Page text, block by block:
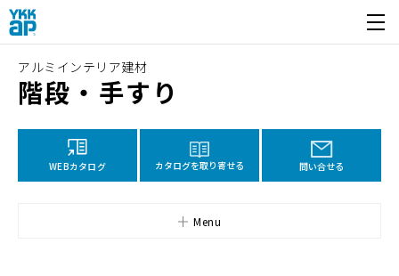
開く
アルミインテリア建材
階段・手すり
WEBカタログ カタログを取り寄せる 問い合せる
Menu